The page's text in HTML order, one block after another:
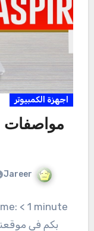
اجهزة الكمبيوتر
Jareer
بكم في